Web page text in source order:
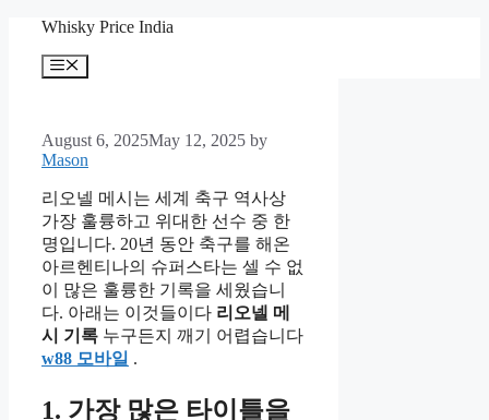
content
Whisky Price India
Menu
August 6, 2025May 12, 2025 by
Mason
리오넬 메시는 세계 축구 역사상
가장 훌륭하고 위대한 선수 중 한
명입니다. 20년 동안 축구를 해온
아르헨티나의 슈퍼스타는 셀 수 없
이 많은 훌륭한 기록을 세웠습니
다. 아래는 이것들이다 리오넬 메
시 기록 누구든지 깨기 어렵습니다
w88 모바일 .
1. 가장 많은 타이틀을